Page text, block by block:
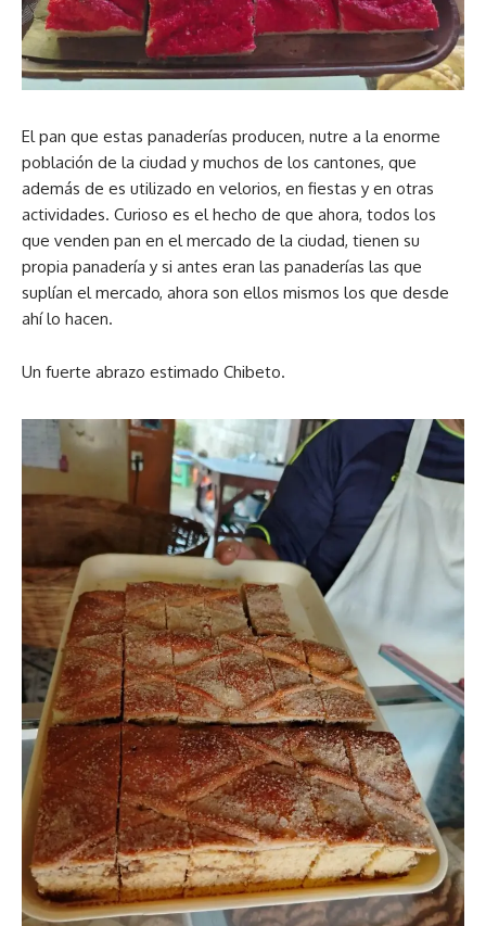
El pan que estas panaderías producen, nutre a la enorme
población de la ciudad y muchos de los cantones, que
además de es utilizado en velorios, en fiestas y en otras
actividades. Curioso es el hecho de que ahora, todos los
que venden pan en el mercado de la ciudad, tienen su
propia panadería y si antes eran las panaderías las que
suplían el mercado, ahora son ellos mismos los que desde
ahí lo hacen.
Un fuerte abrazo estimado Chibeto.